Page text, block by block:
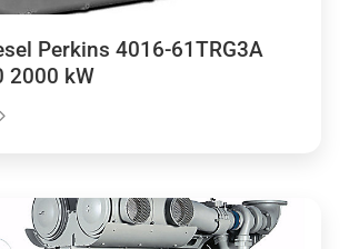
Perkins 4016-61TRG3A
2000 kW